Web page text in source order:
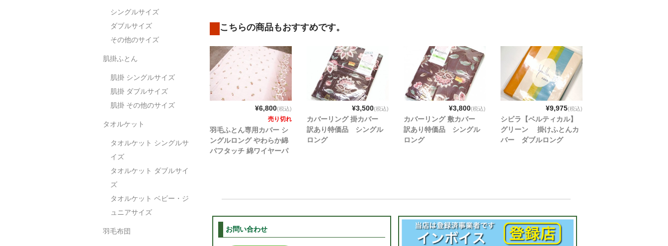
こちらの商品もおすすめです。
¥6,800(税込)
売り切れ
羽毛ふとん専用カバー シ
ングルロング やわらか綿
パフタッチ 綿ワイヤーパ
¥3,500(税込)
カバーリング 掛カバー
訳あり特価品 シングル
ロング
¥3,800(税込)
カバーリング 敷カバー
訳あり特価品 シングル
ロング
¥9,975(税込)
シビラ【ベルティカル】
グリーン 掛けふとんカ
バー ダブルロング
お問い合わせ
シングルサイズ
ダブルサイズ
その他のサイズ
肌掛ふとん
肌掛 シングルサイズ
肌掛 ダブルサイズ
肌掛 その他のサイズ
タオルケット
タオルケット シングルサ
イズ
タオルケット ダブルサイ
ズ
タオルケット ベビー・ジ
ュニアサイズ
羽毛布団